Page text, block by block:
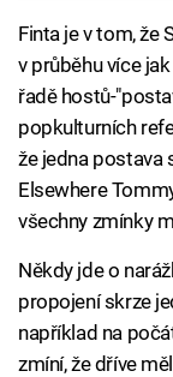
Finta je v tom, že
v průběhu více
řadě hostů-
popkulturních
že jedna postava
Elsewhere
všechny zmínky
Někdy jde o
propojení skrze
například na
zmíní, že dříve